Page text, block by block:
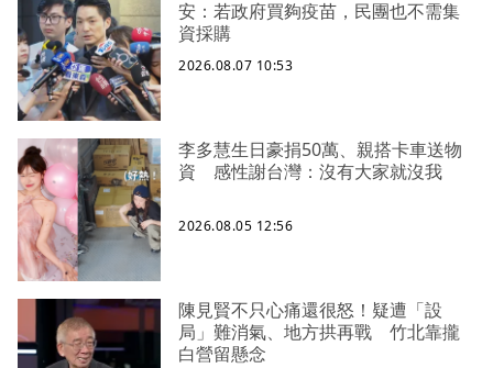
安：若政府買夠疫苗，民團也不需集
資採購
2026.08.07 10:53
李多慧生日豪捐50萬、親搭卡車送物
資 感性謝台灣：沒有大家就沒我
2026.08.05 12:56
陳見賢不只心痛還很怒！疑遭「設
局」難消氣、地方拱再戰 竹北靠攏
白營留懸念